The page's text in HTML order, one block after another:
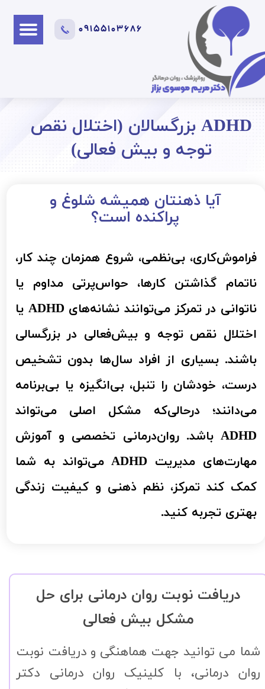
09155103686
ADHD بزرگسالان (اختلال نقص
توجه و بیش فعالی)
آیا ذهنتان همیشه شلوغ و
پراکنده است؟
فراموش‌کاری، بی‌نظمی، شروع همزمان چند کار،
ناتمام گذاشتن کارها، حواس‌پرتی مداوم یا
ناتوانی در تمرکز می‌توانند نشانه‌های ADHD یا
اختلال نقص توجه و بیش‌فعالی در بزرگسالی
باشند. بسیاری از افراد سال‌ها بدون تشخیص
درست، خودشان را تنبل، بی‌انگیزه یا بی‌برنامه
می‌دانند؛ درحالی‌که مشکل اصلی می‌تواند
ADHD باشد. روان‌درمانی تخصصی و آموزش
مهارت‌های مدیریت ADHD می‌تواند به شما
کمک کند تمرکز، نظم ذهنی و کیفیت زندگی
بهتری تجربه کنید.
دریافت نوبت روان درمانی برای حل
مشکل بیش فعالی
شما می توانید جهت هماهنگی و دریافت نوبت
روان درمانی، با کلینیک روان درمانی دکتر